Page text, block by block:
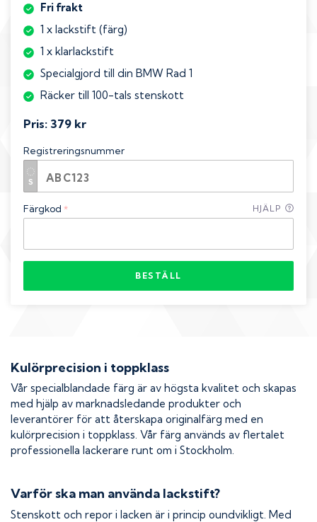
Fri frakt
1 x lackstift (färg)
1 x klarlackstift
Specialgjord till din BMW Rad 1
Räcker till 100-tals stenskott
Pris: 379 kr
Registreringsnummer
Färgkod * HJÄLP
BESTÄLL
Kulörprecision i toppklass
Vår specialblandade färg är av högsta kvalitet och skapas
med hjälp av marknadsledande produkter och
leverantörer för att återskapa originalfärg med en
kulörprecision i toppklass. Vår färg används av flertalet
professionella lackerare runt om i Stockholm.
Varför ska man använda lackstift?
Stenskott och repor i lacken är i princip oundvikligt. Med